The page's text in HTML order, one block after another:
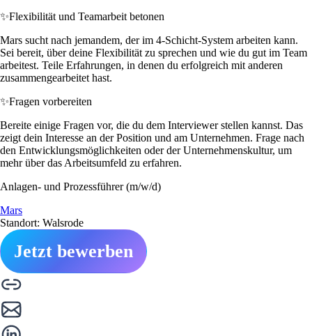
✨Flexibilität und Teamarbeit betonen
Mars sucht nach jemandem, der im 4-Schicht-System arbeiten kann.
Sei bereit, über deine Flexibilität zu sprechen und wie du gut im Team
arbeitest. Teile Erfahrungen, in denen du erfolgreich mit anderen
zusammengearbeitet hast.
✨Fragen vorbereiten
Bereite einige Fragen vor, die du dem Interviewer stellen kannst. Das
zeigt dein Interesse an der Position und am Unternehmen. Frage nach
den Entwicklungsmöglichkeiten oder der Unternehmenskultur, um
mehr über das Arbeitsumfeld zu erfahren.
Anlagen- und Prozessführer (m/w/d)
Mars
Standort: Walsrode
Jetzt bewerben